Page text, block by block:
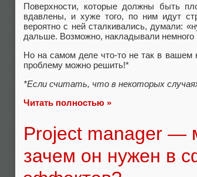
Поверхности, которые должны быть
вдавлены, и хуже того, по ним идут
вероятно с ней сталкивались, думали:
дальше. Возможно, накладывали
Но на самом деле что-то не так в вашем
проблему можно решить!*
*Если считать, что в некоторых
Читать полностью »
Project manager —
зачем он нужен в